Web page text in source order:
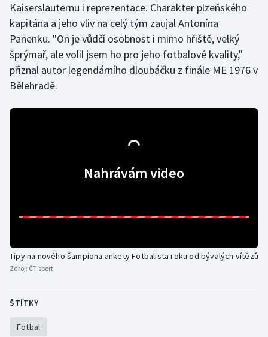
Lyže a snowboard
Moderní pětiboj
Motorsport
Ragby
Rychlobruslení
Short track
Kaiserslauternu i reprezentace. Charakter plzeňského
kapitána a jeho vliv na celý tým zaujal Antonína
Panenku. "On je vůdčí osobnost i mimo hřiště, velký
šprýmař, ale volil jsem ho pro jeho fotbalové kvality,"
přiznal autor legendárního dloubáčku z finále ME 1976 v
Bělehradě.
Nahrávám video
Tipy na nového šampiona ankety Fotbalista roku od bývalých vítězů
Zdroj: ČT sport
ŠTÍTKY
Fotbal